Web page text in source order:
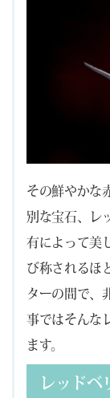
その鮮やかな
別な宝石、レ
有によって美
び称されるほ
ターの間で、
事ではそんな
ます。
レッドベ